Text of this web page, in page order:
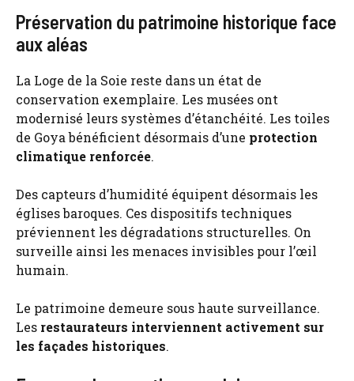
Préservation du patrimoine historique face
aux aléas
La Loge de la Soie reste dans un état de
conservation exemplaire. Les musées ont
modernisé leurs systèmes d’étanchéité. Les toiles
de Goya bénéficient désormais d’une protection
climatique renforcée.
Des capteurs d’humidité équipent désormais les
églises baroques. Ces dispositifs techniques
préviennent les dégradations structurelles. On
surveille ainsi les menaces invisibles pour l’œil
humain.
Le patrimoine demeure sous haute surveillance.
Les restaurateurs interviennent activement sur
les façades historiques.